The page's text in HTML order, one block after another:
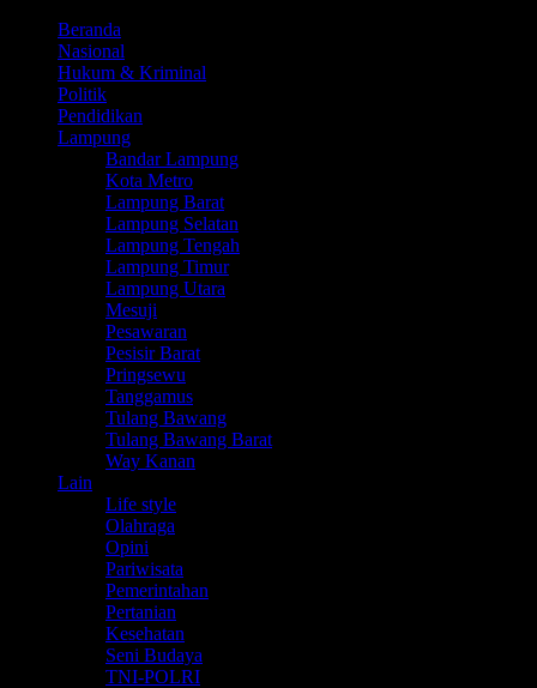
Beranda
Nasional
Hukum & Kriminal
Politik
Pendidikan
Lampung
Bandar Lampung
Kota Metro
Lampung Barat
Lampung Selatan
Lampung Tengah
Lampung Timur
Lampung Utara
Mesuji
Pesawaran
Pesisir Barat
Pringsewu
Tanggamus
Tulang Bawang
Tulang Bawang Barat
Way Kanan
Lain
Life style
Olahraga
Opini
Pariwisata
Pemerintahan
Pertanian
Kesehatan
Seni Budaya
TNI-POLRI